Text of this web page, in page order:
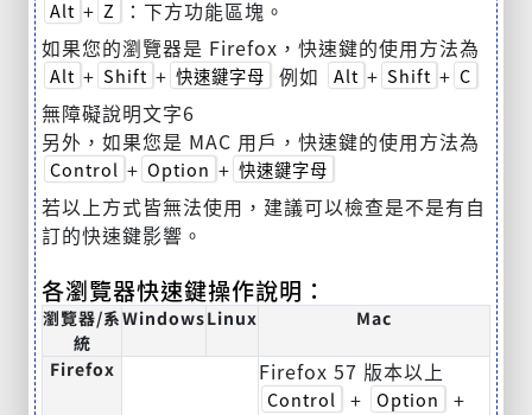
Alt + Z
：下方功能區塊。
如果您的瀏覽器是 Firefox，快速鍵的使用方法為
Alt + Shift + 快速鍵字母 例如 Alt + Shift + C
無障礙說明文字6
另外，如果您是 MAC 用戶，快速鍵的使用方法為
Control + Option + 快速鍵字母
若以上方式皆無法使用，建議可以檢查是不是有自
訂的快速鍵影響。
各瀏覽器快速鍵操作說明：
瀏覽器/系
統
WindowsLinux Mac
Firefox Firefox 57 版本以上
Control + Option +